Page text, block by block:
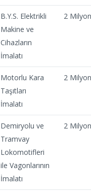
B.Y.S. Elektrikli
Makine ve
Cihazların
İmalatı
2
Motorlu Kara
Taşıtları
İmalatı
2
Demiryolu ve
Tramvay
Lokomotifleri
ile Vagonlarının
İmalatı
2